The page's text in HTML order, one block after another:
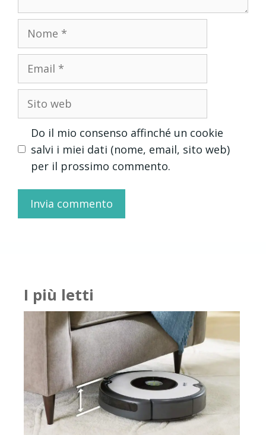
Nome
Email
Sito
Do il mio consenso affinché un cookie
salvi i miei dati (nome, email, sito web)
per il prossimo commento.
I più letti